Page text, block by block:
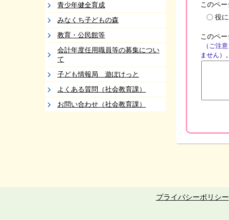
青少年健全育成
みなくち子どもの森
教育・公民館等
会計年度任用職員等の募集につい
て
子ども情報局 遊ぽけっと
よくある質問（社会教育課）
お問い合わせ（社会教育課）
このペ
役
このペ
（ご注
ません）
プライバシーポリシー